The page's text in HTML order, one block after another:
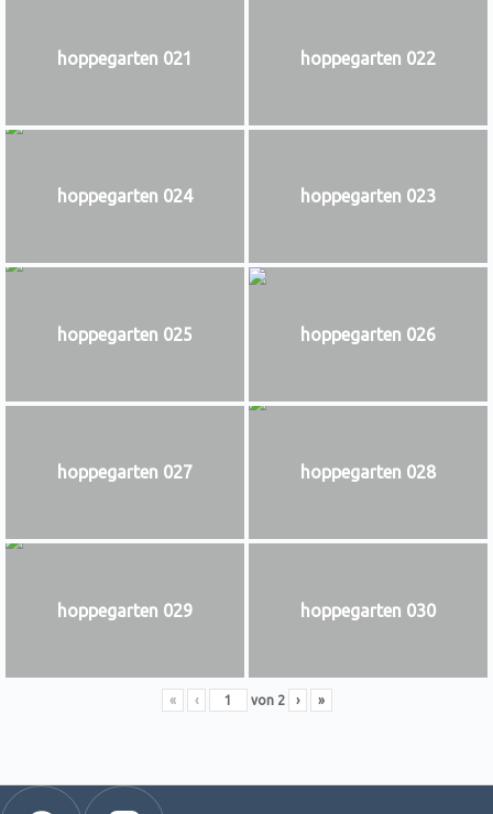
hoppegarten 021 hoppegarten 022
hoppegarten 024 hoppegarten 023
hoppegarten 025 hoppegarten 026
hoppegarten 027 hoppegarten 028
hoppegarten 029 hoppegarten 030
« ‹ von 2 › »